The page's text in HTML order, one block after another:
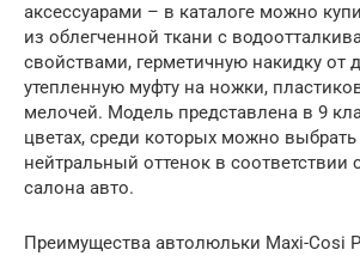
аксессуарами – в каталоге можно
из облегченной ткани с
свойствами, герметичную накидку от
утепленную муфту на ножки,
мелочей. Модель представлена в 9
цветах, среди которых можно
нейтральный оттенок в соответствии
салона авто.
Преимущества автолюльки Maxi-Cosi